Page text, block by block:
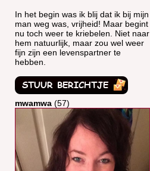
In het begin was ik blij dat ik bij mijn
man weg was, vrijheid! Maar begint
nu toch weer te kriebelen. Niet naar
hem natuurlijk, maar zou wel weer
fijn zijn een levenspartner te
hebben.
mwamwa (57)